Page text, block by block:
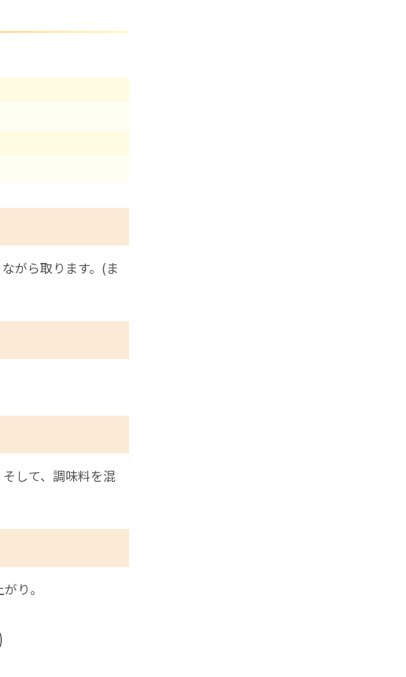
がら取ります。(ま
して、調味料を混
り。